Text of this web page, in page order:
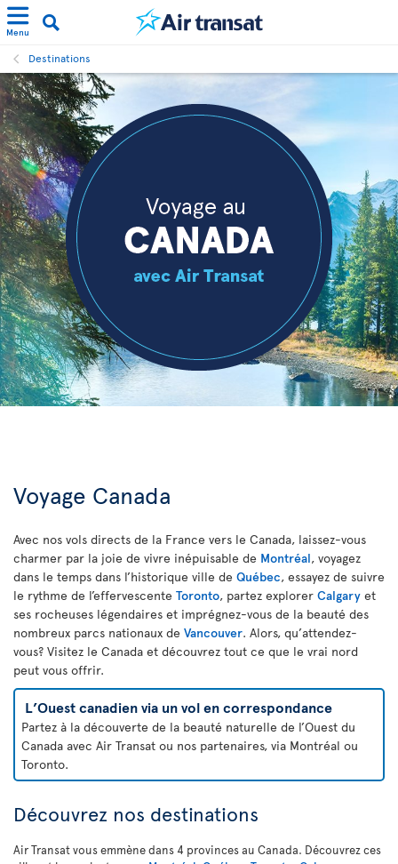
Menu
Destinations
Voyage Canada
Avec nos vols directs de la France vers le Canada, laissez-vous
charmer par la joie de vivre inépuisable de Montréal, voyagez
dans le temps dans l’historique ville de Québec, essayez de suivre
le rythme de l’effervescente Toronto, partez explorer Calgary et
ses rocheuses légendaires et imprégnez-vous de la beauté des
nombreux parcs nationaux de Vancouver. Alors, qu’attendez-
vous? Visitez le Canada et découvrez tout ce que le vrai nord
peut vous offrir.
L’Ouest canadien via un vol en correspondance
Partez à la découverte de la beauté naturelle de l’Ouest du
Canada avec Air Transat ou nos partenaires, via Montréal ou
Toronto.
Découvrez nos destinations
Air Transat vous emmène dans 4 provinces au Canada. Découvrez ces